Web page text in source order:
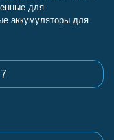
для
аккумуляторы для